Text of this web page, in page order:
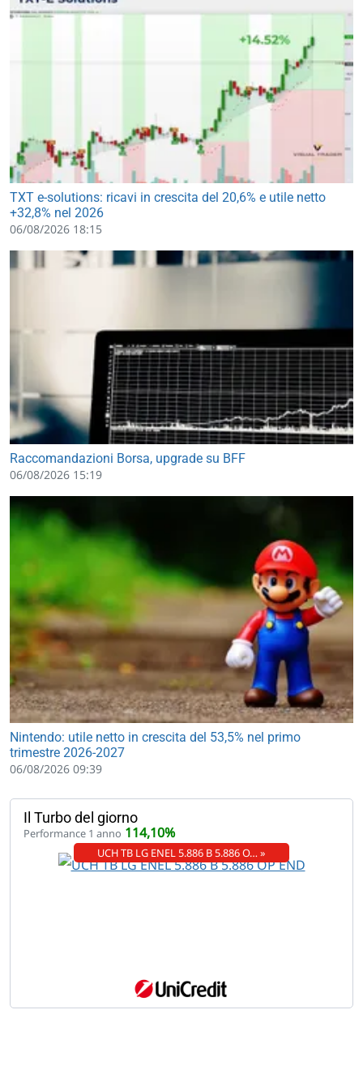
TXT e-solutions: ricavi in crescita del 20,6% e utile netto
+32,8% nel 2026
06/08/2026 18:15
Raccomandazioni Borsa, upgrade su BFF
06/08/2026 15:19
Nintendo: utile netto in crescita del 53,5% nel primo
trimestre 2026-2027
06/08/2026 09:39
Il Turbo del giorno
Performance 1 anno 114,10%
UCH TB LG ENEL 5.886 B 5.886 O… »